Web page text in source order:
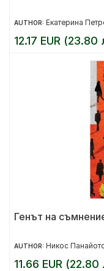
AUTHOR: Екатерина
12.17 EUR (23.80
Генът на
AUTHOR: Никос
11.66 EUR (22.80